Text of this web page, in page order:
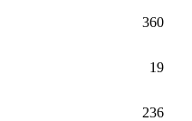
360
19
236